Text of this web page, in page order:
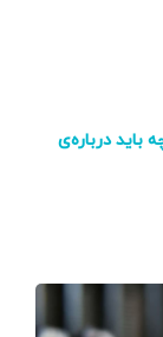
درباره‌ی